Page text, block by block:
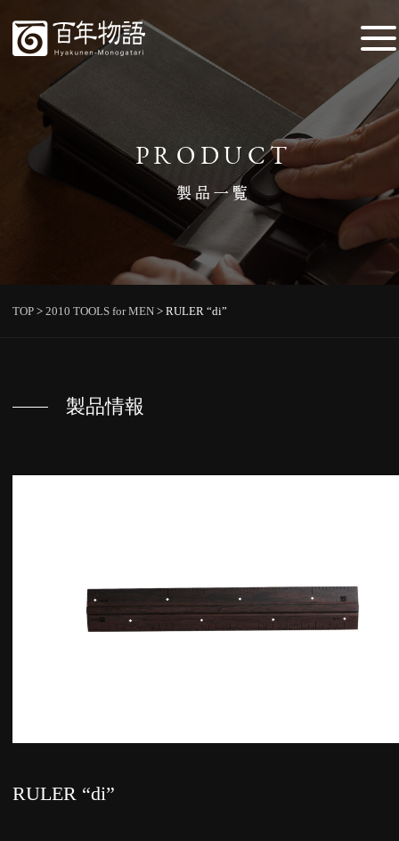
PRODUCT
製品一覧
TOP >2010 TOOLS for MEN >RULER “di”
製品情報
RULER “di”